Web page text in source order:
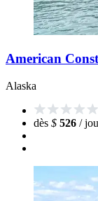
American
Alaska
dès $ 526 /